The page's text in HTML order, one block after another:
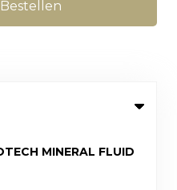
Bestellen
MINERAL FLUID